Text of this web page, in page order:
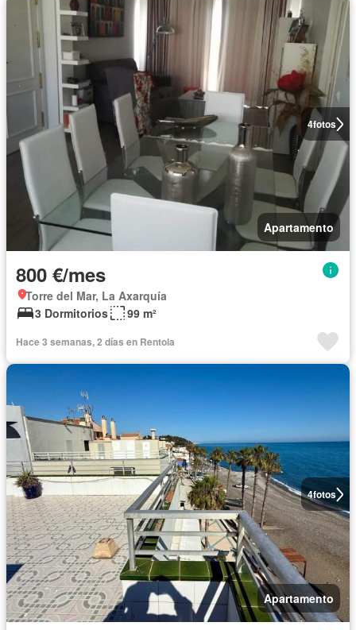
4fotos
Apartamento
800 €/mes
Torre del Mar, La Axarquía
3 Dormitorios
99 m²
Hace 3 semanas, 2 días en Rentola
4fotos
Apartamento